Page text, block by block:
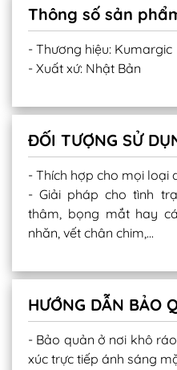
Thông số sản
- Thương hiệu: Kumargic
- Xuất xứ: Nhật Bản
ĐỐI TƯỢNG SỬ
- Thích hợp cho mọi loại
- Giải pháp cho tình
thâm, bọng mắt hay
nhăn, vết chân chim,...
HƯỚNG DẪN BẢO
- Bảo quản ở nơi khô
xúc trực tiếp ánh sáng